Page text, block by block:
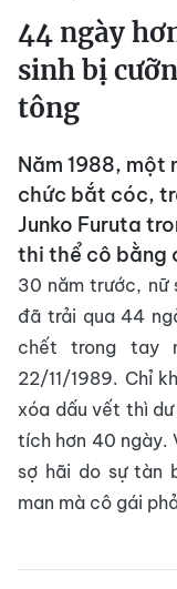
44 ngày
sinh bị
tông
Năm 1988, một
chức bắt cóc,
Junko Furuta
thi thể cô bằng
30 năm trước, nữ
đã trải qua 44
chết trong tay
22/11/1989. Chỉ
xóa dấu vết thì
tích hơn 40 ngày.
sợ hãi do sự tàn
man mà cô gái